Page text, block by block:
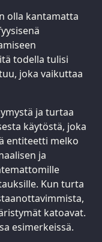
olla kantamatta
todella tulisi
joka vaikuttaa
ja turtaa
käytöstä, joka
entiteetti melko
ja
Kun turta
katoavat.
esimerkeissä.